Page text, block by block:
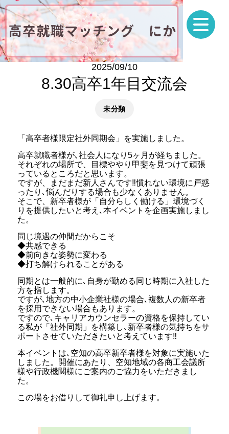
2025/09/10
8.30高卒1年目交流会
未分類
「高卒者様限定社外同期会」を実施しました。
高卒就職者様が､社会人になり5ヶ月が経ちました。
それぞれの場所で、目標ややり甲斐を見つけて頑張
っているところだと思います。
ですが、まだまだ新人さんです‼︎慣れない環境に戸惑
ったり､悩んだりする場合も少なくありません。
そこで、新卒者様が「自分らしく働ける」環境づく
りを提供したいと考え､本イベントを企画実施しまし
た。
同じ境遇の仲間だからこそ
◆共感できる
◆前向きな姿勢に変わる
◆打ち解けられることがある
同期とは一般的に､自身が勤める同じ時期に入社した
方を指します。
ですが､地方の中小企業社様の場合､複数人の新卒者
を採用できない場合もあります。
ですので､キャリアカウンセラーの資格を保持してい
る私が「社外同期」を構築し､新卒者様の気持ちをサ
ポートさせていただきたいと考えています‼︎
本イベントは､空知の高卒新卒者様を対象に実施いた
しました。開催にあたり、空知地域の各商工会議所
様や行政機関様にご案内のご協力をいただきまし
た。
この場をお借りして御礼申し上げます。